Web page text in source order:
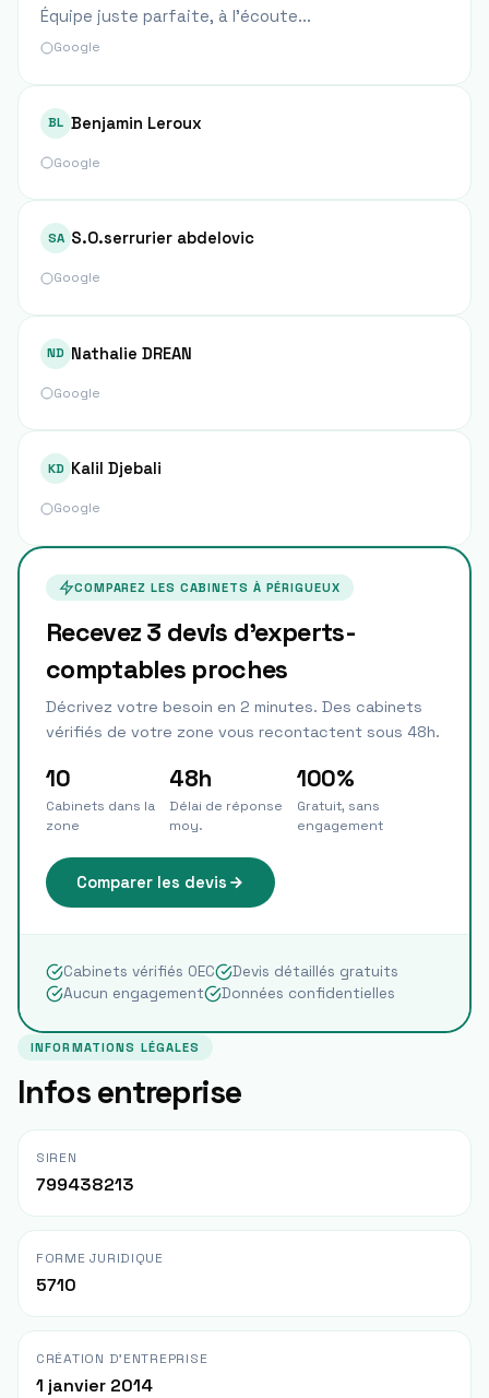
Équipe juste parfaite, à l'écoute...
Google
BL Benjamin Leroux
Google
SA S.O.serrurier abdelovic
Google
ND Nathalie DREAN
Google
KD Kalil Djebali
Google
COMPAREZ LES CABINETS À PÉRIGUEUX
Recevez 3 devis d'experts-
comptables proches
Décrivez votre besoin en 2 minutes. Des cabinets
vérifiés de votre zone vous recontactent sous 48h.
10
Cabinets dans la
zone
48h
Délai de réponse
moy.
100%
Gratuit, sans
engagement
Comparer les devis
Cabinets vérifiés OEC
Devis détaillés gratuits
Aucun engagement
Données confidentielles
INFORMATIONS LÉGALES
Infos entreprise
SIREN
799438213
FORME JURIDIQUE
5710
CRÉATION D'ENTREPRISE
1 janvier 2014